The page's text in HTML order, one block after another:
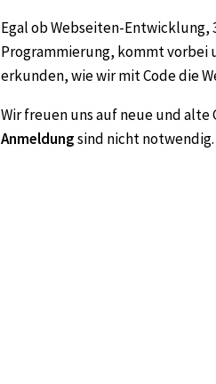
Egal ob Webseiten-
Programmierung, kommt vorbei
erkunden, wie wir mit Code die
Wir freuen uns auf neue und
Anmeldungsind nicht notwendig.